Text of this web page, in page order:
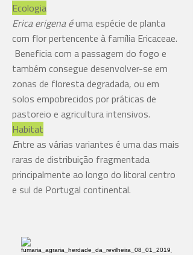
Ecologia
Erica erigena éuma espécie de planta
com flor pertencente à família Ericaceae.
Beneficia com a passagem do fogo e
também consegue desenvolver-se em
zonas de floresta degradada, ou em
solos empobrecidos por práticas de
pastoreio e agricultura intensivos.
Habitat
Entre as várias variantes é uma das mais
raras de distribuição fragmentada
principalmente ao longo do litoral centro
e sul de Portugal continental.